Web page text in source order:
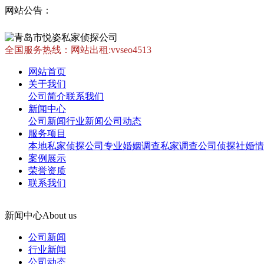
网站公告：
全国服务热线： 网站出租:vvseo4513
网站首页
关于我们
公司简介联系我们
新闻中心
公司新闻行业新闻公司动态
服务项目
本地私家侦探公司 专业婚姻调查私家调查公司 侦探社婚
案例展示
荣誉资质
联系我们
新闻中心About us
公司新闻
行业新闻
公司动态